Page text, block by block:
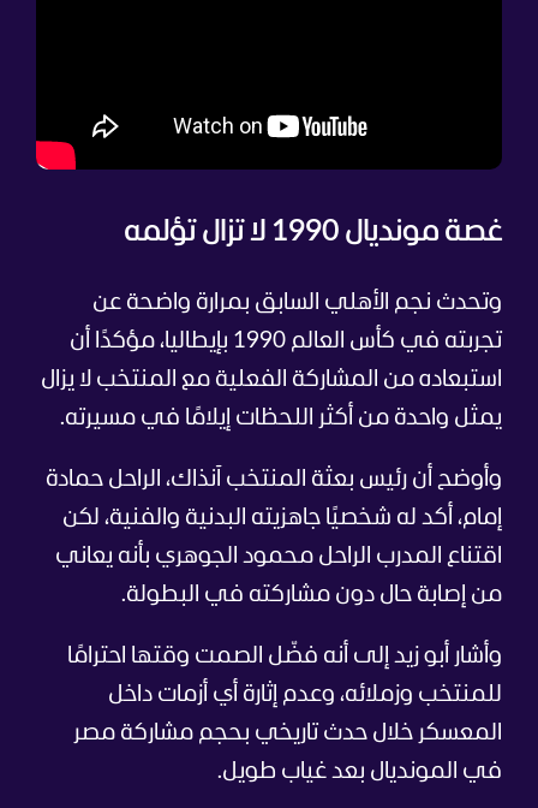
غصة مونديال 1990 لا تزال تؤلمه
وتحدث نجم الأهلي السابق بمرارة واضحة عن
تجربته في كأس العالم 1990 بإيطاليا، مؤكدًا أن
استبعاده من المشاركة الفعلية مع المنتخب لا يزال
يمثل واحدة من أكثر اللحظات إيلامًا في مسيرته.
وأوضح أن رئيس بعثة المنتخب آنذاك، الراحل حمادة
إمام، أكد له شخصيًا جاهزيته البدنية والفنية، لكن
اقتناع المدرب الراحل محمود الجوهري بأنه يعاني
من إصابة حال دون مشاركته في البطولة.
وأشار أبو زيد إلى أنه فضّل الصمت وقتها احترامًا
للمنتخب وزملائه، وعدم إثارة أي أزمات داخل
المعسكر خلال حدث تاريخي بحجم مشاركة مصر
في المونديال بعد غياب طويل.